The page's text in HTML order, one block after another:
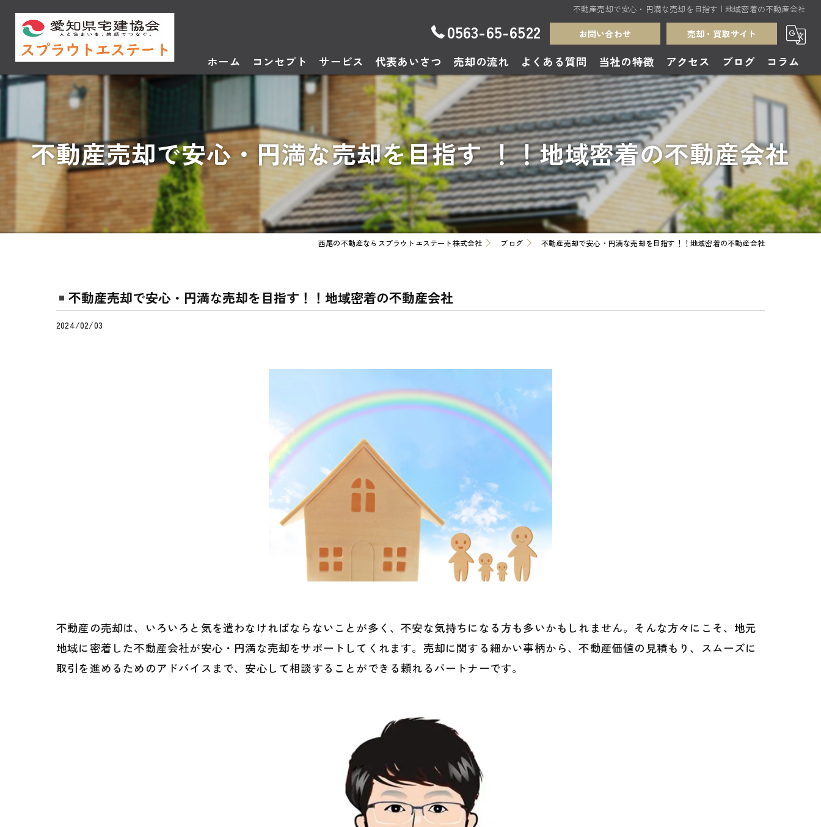
不動産売却で安心・円満な売却を目指す | 地域密着の不動産会社
0563-65-6522 お問い合わせ 売却・買取サイト
ホーム コンセプト サービス 代表あいさつ 売却の流れ よくある質問 当社の特徴
売却
買取
中古住宅
無料査定
土地
アクセス ブログ コラム
不動産売却で安心・円満な売却を目指す ！！地域密着の不動産会社
西尾の不動産ならスプラウトエステート株式会社 ブログ 不動産売却で安心・円満な売却を目指す！！地域密着の不動産会社
不動産売却で安心・円満な売却を目指す！！地域密着の不動産会社
2024/02/03
不動産の売却は、いろいろと気を遣わなければならないことが多く、不安な気持ちになる方も多いかもしれません。そんな方々にこそ、地元
地域に密着した不動産会社が安心・円満な売却をサポートしてくれます。売却に関する細かい事柄から、不動産価値の見積もり、スムーズに
取引を進めるためのアドバイスまで、安心して相談することができる頼れるパートナーです。